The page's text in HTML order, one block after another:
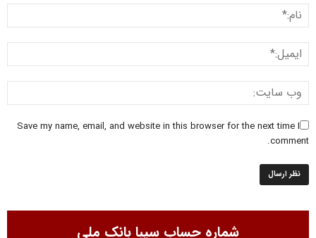
Save my name, email, and website in this browser for the next time I
comment.
شماره حساب سیبا بانک ملی